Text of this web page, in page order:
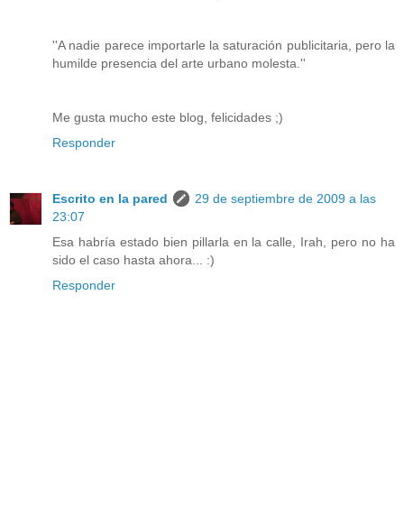
''A nadie parece importarle la saturación publicitaria, pero la
humilde presencia del arte urbano molesta.''
Me gusta mucho este blog, felicidades ;)
Responder
Escrito en la pared
29 de septiembre de 2009 a las
23:07
Esa habría estado bien pillarla en la calle, Irah, pero no ha
sido el caso hasta ahora... :)
Responder